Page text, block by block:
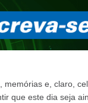
e, claro,
que este dia seja